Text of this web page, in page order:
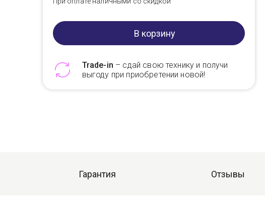
В корзину
Trade-in – сдай свою технику и получи
выгоду при приобретении новой!
Гарантия Отзывы